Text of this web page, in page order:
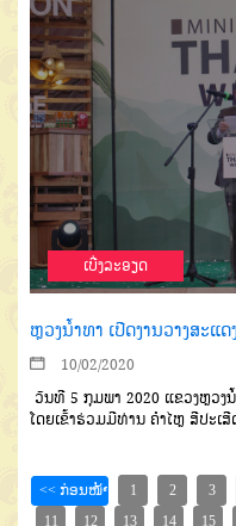
ເບີ່ງລະອຽດ
ຫຼວງນໍ້າທາ ເປີດງານວາງສະແ
10/02/2020
ວັນທີ 5 ກຸມພາ 2020 ແຂວງຫຼວງ
ໂດຍເຂົ້າຮ່ວມມີທ່ານ ຄໍາໄຫຼ ສີປະເສີ